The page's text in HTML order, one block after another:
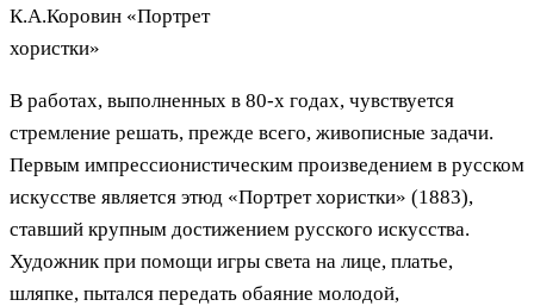
К.А.Коровин «Портрет
хористки»
В работах, выполненных в 80-х годах, чувствуется
стремление решать, прежде всего, живописные задачи.
Первым импрессионистическим произведением в русском
искусстве является этюд «Портрет хористки» (1883),
ставший крупным достижением русского искусства.
Художник при помощи игры света на лице, платье,
шляпке, пытался передать обаяние молодой,